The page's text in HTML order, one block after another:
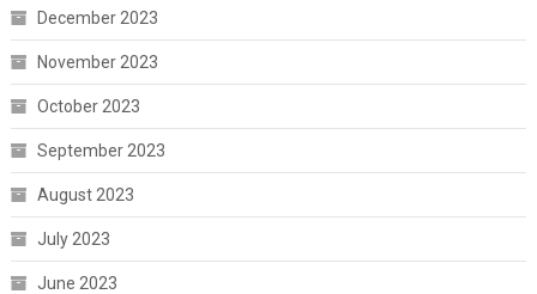
December 2023
November 2023
October 2023
September 2023
August 2023
July 2023
June 2023